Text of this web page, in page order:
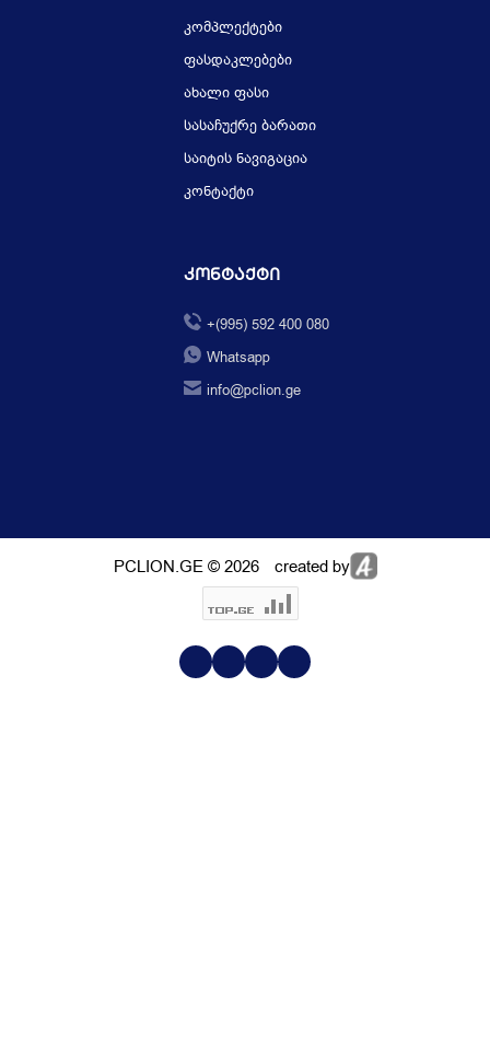
კომპლექტები
ფასდაკლებები
ახალი ფასი
სასაჩუქრე ბარათი
საიტის ნავიგაცია
კონტაქტი
Კონტაქტი
+(995) 592 400 080
Whatsapp
info@pclion.ge
PCLION.GE © 2026 created by